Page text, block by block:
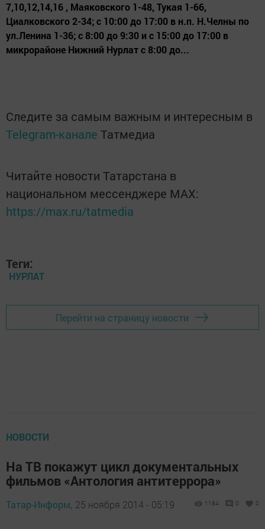
7,10,12,14,16 , Маяковского 1-48, Тукая 1-66,
Циалковского 2-34; с 10:00 до 17:00 в н.п. Н.Челны по
ул.Ленина 1-36; с 8:00 до 9:30 и с 15:00 до 17:00 в
микрорайоне Нижний Нурлат с 8:00 до...
Следите за самым важным и интересным в
Telegram-канале Татмедиа
Читайте новости Татарстана в
национальном мессенджере MАХ:
https://max.ru/tatmedia
Теги:
НУРЛАТ
Перейти на страницу новости
НОВОСТИ
На ТВ покажут цикл документальных
фильмов «Антология антитеррора»
Татар-Информ, 25 ноября 2014 - 05:19 1184 0 0